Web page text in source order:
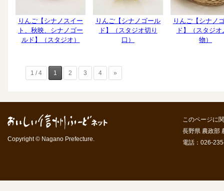
りんご【シナノスイー
ト、秋映、シナノゴー
ルド】（スタジオ）
りんご【シナノゴール
ド】（スタジオ切り
口）
りんご【シナノ
ド】（スタジオ
物）
1 / 4 1 2 3 4 »
Copyright © Nagano Prefecture.
このページに
長野県 農政部
電話：026-